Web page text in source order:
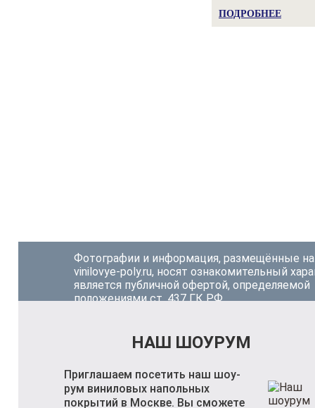
ПОДРОБНЕЕ
Фотографии и информация, размещённые на
vinilovye-poly.ru, носят ознакомительный
является публичной офертой, определяемой
положениями ст. 437 ГК РФ.
НАШ ШОУРУМ
Приглашаем посетить наш шоу-
рум виниловых напольных
покрытий в Москве. Вы сможете